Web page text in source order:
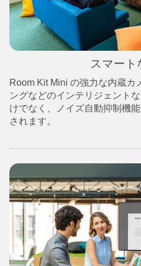
スマート
Room Kit Mini の強力な内蔵カ
ングなどのインテリジェント
けでなく、ノイズ自動抑制機
されます。